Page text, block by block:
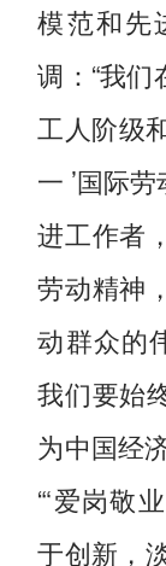
模范和先
调：“我
工人阶级
一 ’国际
进工作者
劳动精神
动群众的
我们要始
为中国经
“‘爱岗敬
于创新，